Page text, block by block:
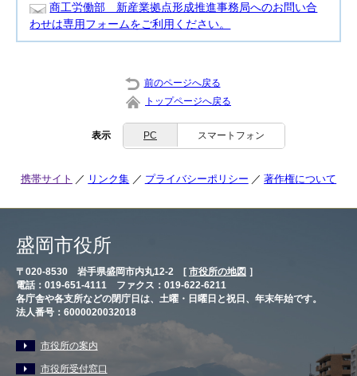
商工労働部 新産業拠点形成推進事務局へのお問い合
わせは専用フォームをご利用ください。
前のページへ戻る
トップページへ戻る
表示 PC スマートフォン
携帯サイト リンク集 プライバシーポリシー 著作権について
盛岡市役所
〒020-8530 岩手県盛岡市内丸12-2 [ 市役所の地図 ］
電話：019-651-4111 ファクス：019-622-6211
各庁舎や各支所などの閉庁日は、土曜・日曜日と祝日、年末年始です。
法人番号：6000020032018
市役所の案内
市役所受付窓口